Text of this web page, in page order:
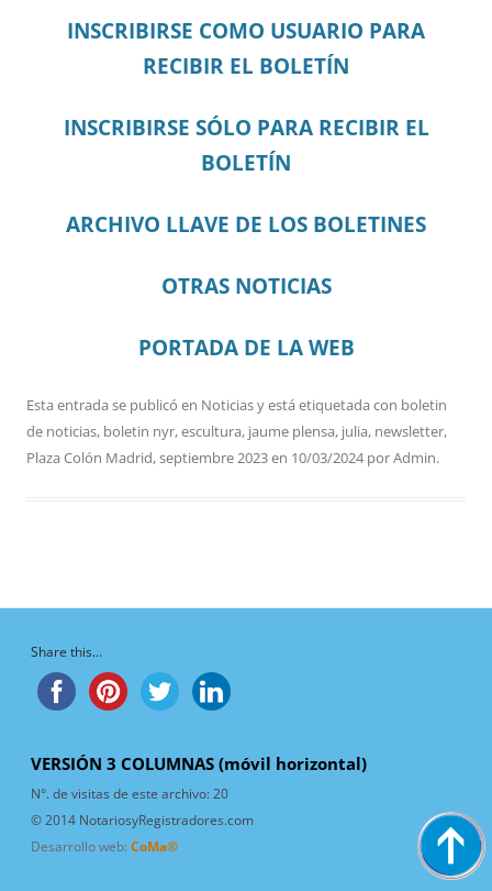
INSCRIBIRSE COMO USUARIO PARA
RECIBIR EL BOLETÍN
INSCRIBIRSE SÓLO PARA RECIBIR EL
BOLETÍN
ARCHIVO LLAVE DE LOS BOLETINES
OTRAS NOTICIAS
PORTADA DE LA WEB
Esta entrada se publicó en Noticiasy está etiquetada con boletin
de noticias, boletin nyr,escultura, jaume plensa, julia, newsletter,
Plaza Colón Madrid,septiembre 2023en 10/03/2024porAdmin.
Share this...
VERSIÓN 3 COLUMNAS (móvil horizontal)
N°. de visitas de este archivo:20
© 2014 NotariosyRegistradores.com
Desarrollo web: CoMa®